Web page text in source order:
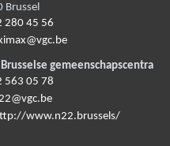
Brussel
280 45 56
gemeenschapscentra
563 05 78
www.n22.brussels/